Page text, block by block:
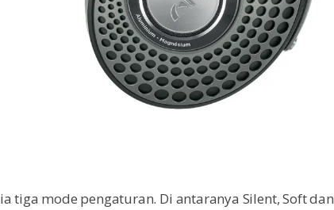
tiga mode pengaturan. Di antaranya Silent, Soft dan